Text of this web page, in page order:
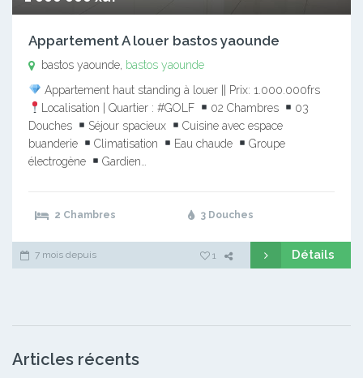
Appartement A louer bastos yaounde
bastos yaounde, bastos yaounde
Appartement haut standing à louer || Prix: 1.000.000frs
Localisation | Quartier : #GOLF
02 Chambres
03
Douches
Séjour spacieux
Cuisine avec espace
buanderie
Climatisation Eau chaude
Groupe
électrogène
Gardien…
2 Chambres 3 Douches
7 mois depuis 1 Détails
Articles récents